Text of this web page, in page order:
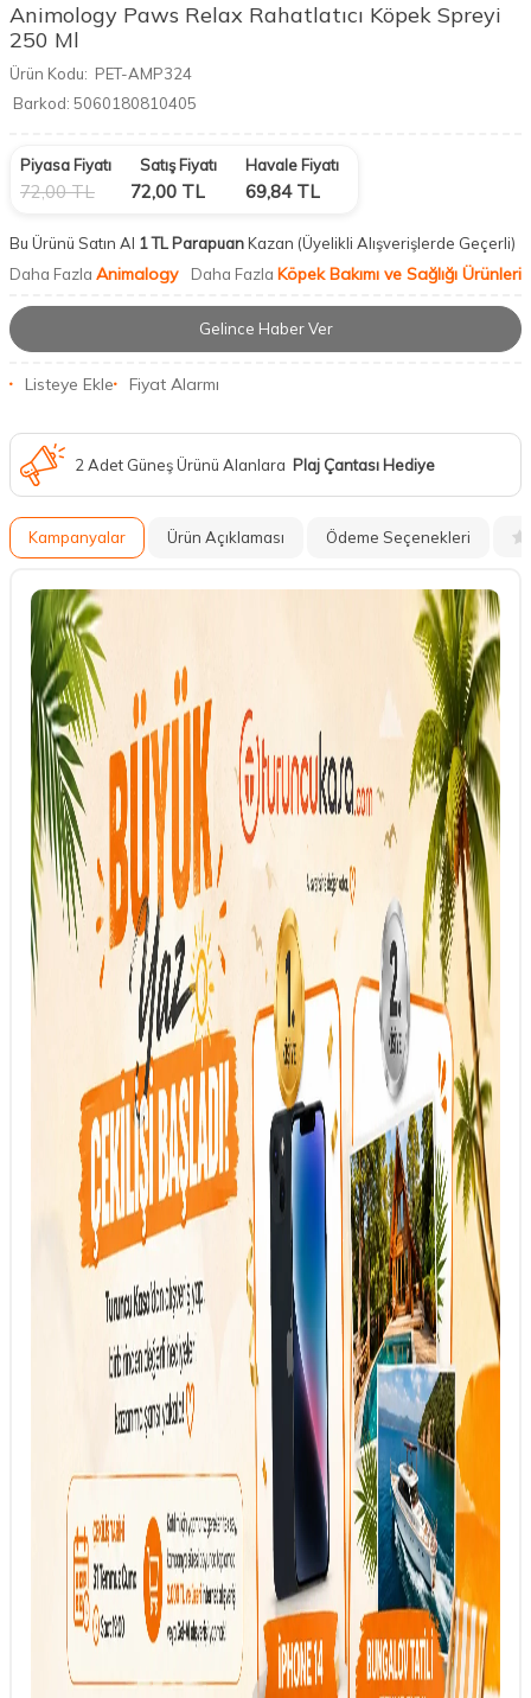
Animology Paws Relax Rahatlatıcı Köpek Spreyi
250 Ml
Ürün Kodu: PET-AMP324
Barkod: 5060180810405
Piyasa Fiyatı
72,00TL
Satış Fiyatı
72,00 TL
Havale Fiyatı
69,84TL
Bu Ürünü Satın Al 1 TL ParapuanKazan (Üyelikli Alışverişlerde Geçerli)
Daha Fazla Animalogy Daha Fazla Köpek Bakımı ve Sağlığı Ürünleri
Gelince Haber Ver
Listeye Ekle Fiyat Alarmı
2 Adet Güneş Ürünü Alanlara Plaj Çantası Hediye
Kampanyalar Ürün Açıklaması Ödeme Seçenekleri